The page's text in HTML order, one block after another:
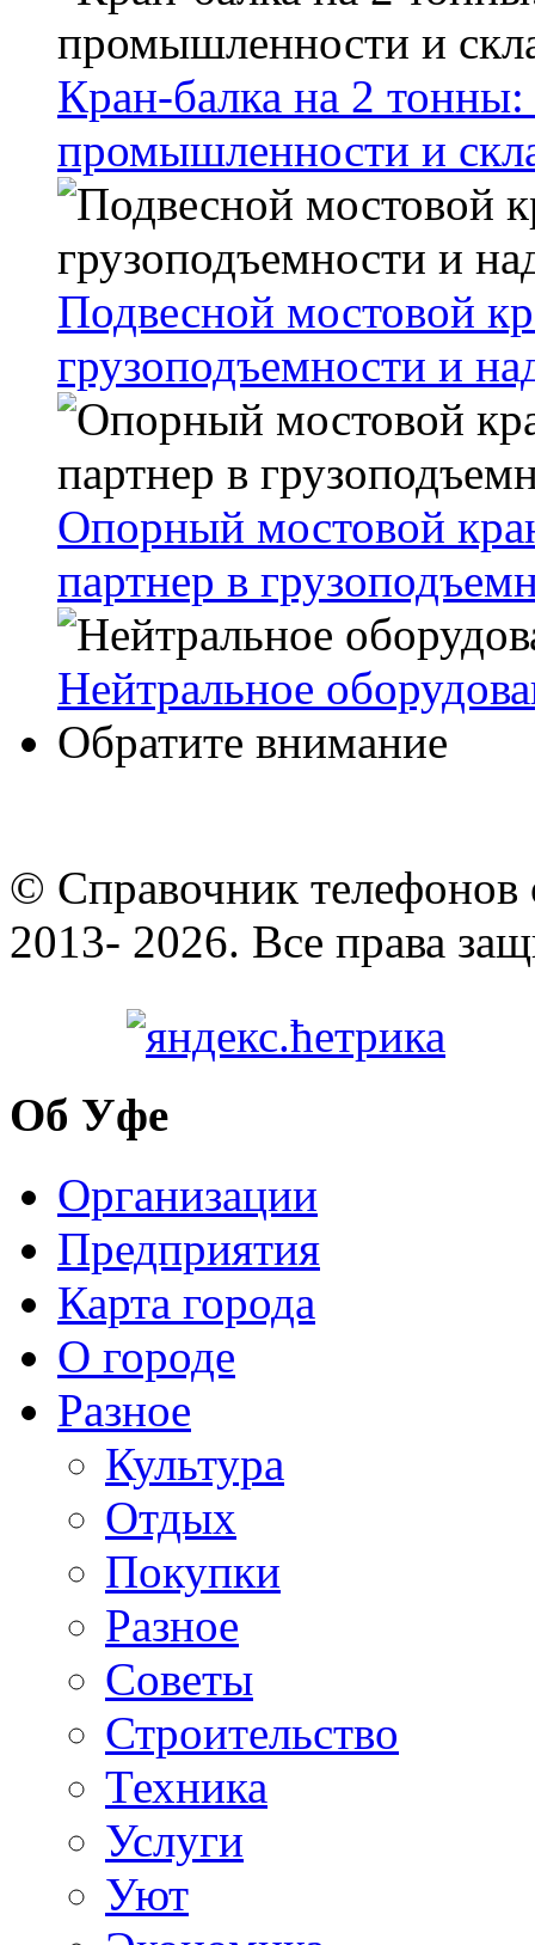
Кран-балка на 2
промышленности и
Подвесной мостовой
грузоподъемности и
Опорный мостовой
партнер в
Нейтральное
Обратите внимание
© Cправочник телефонов
2013- 2026. Все права
Об Уфе
Организации
Предприятия
Карта города
О городе
Разное
Культура
Отдых
Покупки
Разное
Советы
Строительство
Техника
Услуги
Уют